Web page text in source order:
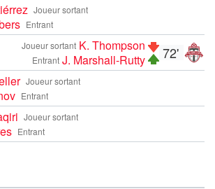
Joueur sortant
Entrant
72'
Joueur sortant K. Thompson
Entrant J. Marshall-Rutty
Joueur sortant
Entrant
Joueur sortant
Entrant